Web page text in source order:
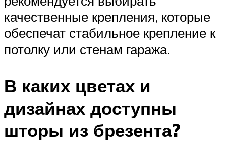
качественные крепления, которые
обеспечат стабильное крепление к
потолку или стенам гаража.
В каких цветах и
дизайнах доступны
шторы из брезента?